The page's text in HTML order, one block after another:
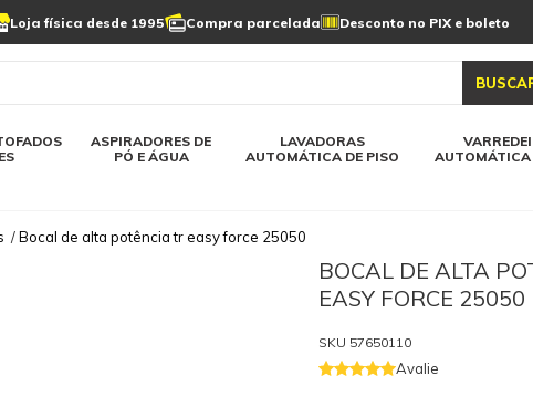
Loja física desde 1995 Compra parcelada Desconto no PIX e boleto
ASPIRADORES DE
PÓ E ÁGUA
Linha a bateria
LAVADORAS
AUTOMÁTICA DE PISO
AUTOMÁTICA
automática
automática
Varredeiras automática
Limpeza de painel
solar
/Bocal de alta potência tr easy force 25050
BOCAL DE ALTA
EASY FORCE 25050
SKU 57650110
Avalie